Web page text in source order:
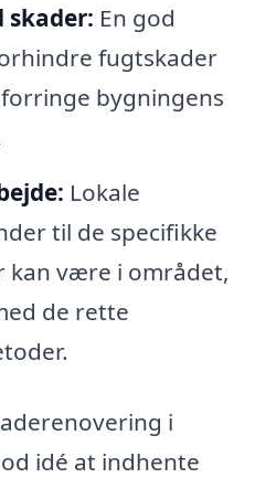
skader: En god
fugtskader
bygningens
Lokale
til de specifikke
kan være i området,
de rette
i
idé at indhente